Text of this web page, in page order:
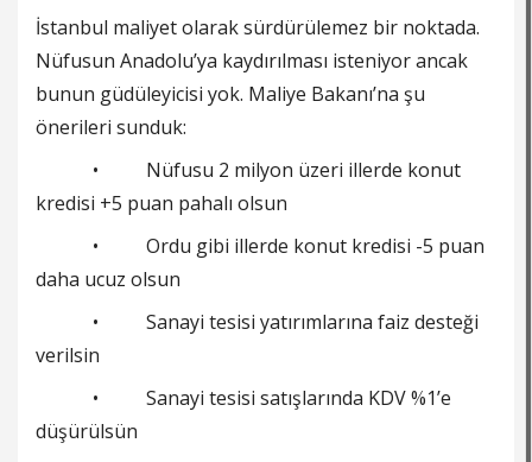
İstanbul maliyet olarak sürdürülemez bir noktada.
Nüfusun Anadolu’ya kaydırılması isteniyor ancak
bunun güdüleyicisi yok. Maliye Bakanı’na şu
önerileri sunduk:
• Nüfusu 2 milyon üzeri illerde konut
kredisi +5 puan pahalı olsun
• Ordu gibi illerde konut kredisi -5 puan
daha ucuz olsun
• Sanayi tesisi yatırımlarına faiz desteği
verilsin
• Sanayi tesisi satışlarında KDV %1’e
düşürülsün